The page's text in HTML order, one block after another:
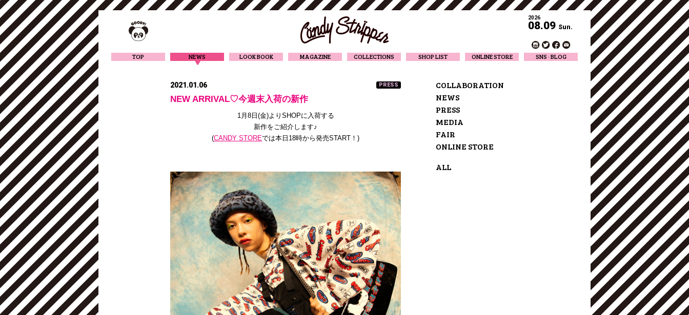
2026
08.09 Sun.
TOP NEWS LOOK BOOK MAGAZINE COLLECTIONS SHOP LIST ONLINE STORE SNS · BLOG
2021.01.06 PRESS
NEW ARRIVAL♡今週末入荷の新作
1月8日(金)よりSHOPに入荷する
新作をご紹介します♪
(CANDY STOREでは本日18時から発売START！ )
COLLABORATION
NEWS
PRESS
MEDIA
FAIR
ONLINE STORE
ALL